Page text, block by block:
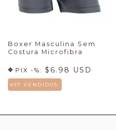
Boxer Masculina Sem
Costura Microfibra
PIX -%: $6.98 USD
497 VENDIDOS.